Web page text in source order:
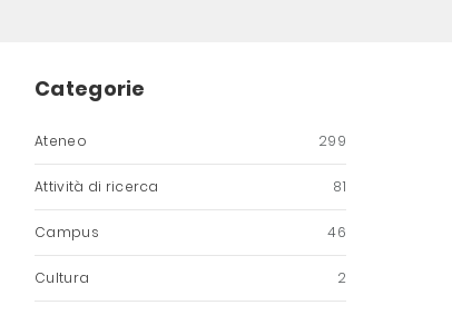
Categorie
Ateneo 299
Attività di ricerca 81
Campus 46
Cultura 2